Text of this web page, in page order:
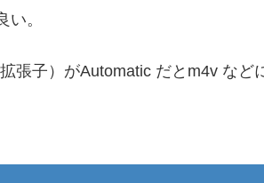
。
張子）がAutomatic だとm4v など